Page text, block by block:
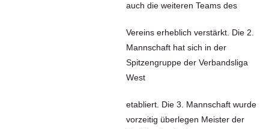
auch die weiteren Teams des
Vereins erheblich verstärkt. Die 2.
Mannschaft hat sich in der
Spitzengruppe der Verbandsliga
West
etabliert. Die 3. Mannschaft wurde
vorzeitig überlegen Meister der